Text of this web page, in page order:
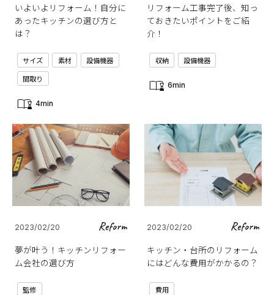
いよいよリフォーム！自分に
あったキッチンの選び方と
は？
サイズ 素材
設備機器
間取り
4min
リフォーム工事完了後、知っ
ておきたいポイントをご紹
介！
収納 設備機器
6min
2023/02/20 Reform
夢が叶う！キッチンリフォー
ム会社の選び方
監修
2023/02/20 Reform
キッチン・台所のリフォーム
にはどんな費用がかかるの？
費用